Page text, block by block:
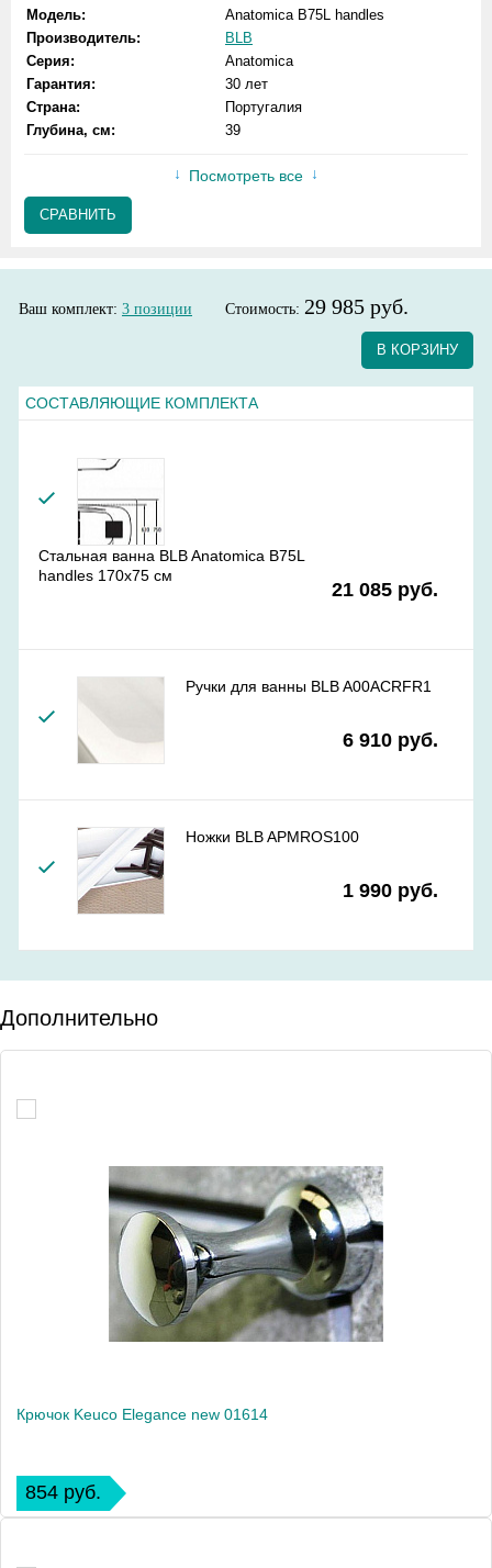
Модель:
Anatomica B75L handles
Производитель:
BLB
Серия:
Anatomica
Гарантия:
30 лет
Страна:
Португалия
Глубина, см:
39
Посмотреть все
СРАВНИТЬ
Ваш комплект: 3 позиции Стоимость: 29 985 руб.
В КОРЗИНУ
СОСТАВЛЯЮЩИЕ КОМПЛЕКТА
Стальная ванна BLB Anatomica B75L
handles 170x75 см
21 085 руб.
Ручки для ванны BLB A00ACRFR1
6 910 руб.
Ножки BLB APMROS100
1 990 руб.
Дополнительно
Крючок Keuco Elegance new 01614
854 руб.